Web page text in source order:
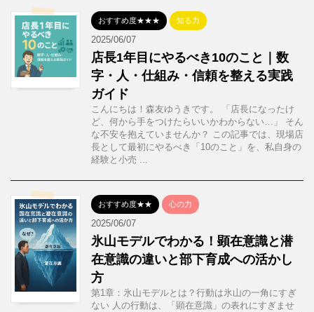
おすすめ度★★★ 知る力
2025/06/07
店長1年目にやるべき10のこと｜数
字・人・仕組み・信頼を整える実践
ガイド
こんにちは！森友ゆうきです。 「店長になったけ
ど、何から手をつけたらいいかわからない…」 そん
な不安を抱えていませんか？ この記事では、現場店
長として最初にやるべき「10のこと」を、私自身の
経験と小売 ...
おすすめ度★★ 心の力
2025/06/07
氷山モデルでわかる！顕在意識と潜
在意識の違いと部下育成への活かし
方
第1章：氷山モデルとは？行動は氷山の一角にすぎ
ない 人の行動は、「顕在意識」の表れにすぎませ